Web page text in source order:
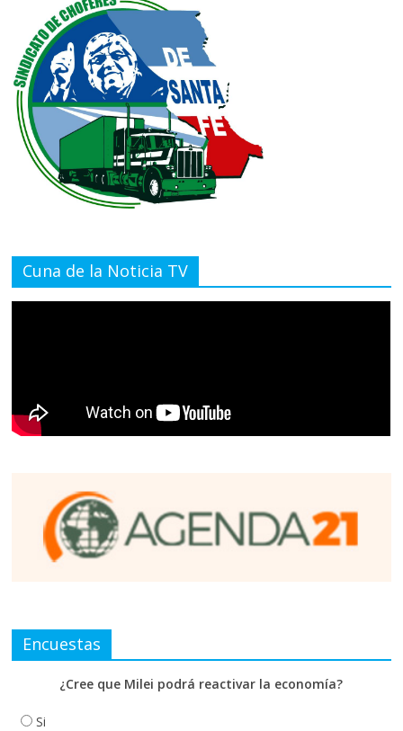
Cuna de la Noticia TV
Encuestas
¿Cree que Milei podrá reactivar la economía?
Si